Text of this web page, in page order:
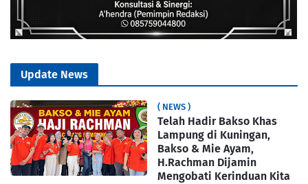
Update News
( NEWS )
Telah Hadir Bakso Khas
Lampung di Kuningan,
Bakso & Mie Ayam,
H.Rachman Dijamin
Mengobati Kerinduan Kita